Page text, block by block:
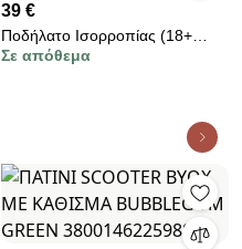
39 €
Ποδήλατο Ισορροπίας (18+
Μηνών/ Έως 25kg) Byox
Σε απόθεμα